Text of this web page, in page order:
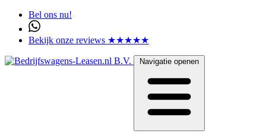
Bel ons nu!
Bekijk onze reviews ★★★★★
Navigatie openen